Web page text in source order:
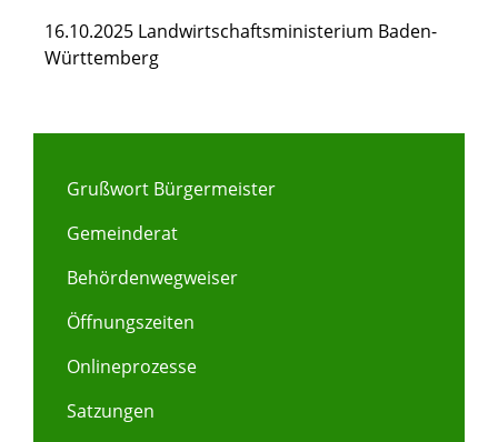
16.10.2025 Landwirtschaftsministerium Baden-
Württemberg
Grußwort Bürgermeister
Gemeinderat
Behördenwegweiser
Öffnungszeiten
Onlineprozesse
Satzungen